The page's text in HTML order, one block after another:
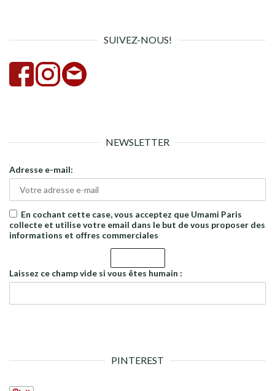
SUIVEZ-NOUS!
NEWSLETTER
Adresse e-mail:
En cochant cette case, vous acceptez que Umami Paris
collecte et utilise votre email dans le but de vous proposer des
informations et offres commerciales
Laissez ce champ vide si vous êtes humain :
PINTEREST